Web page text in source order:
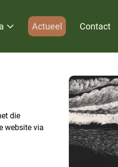
Actueel Contact
die
website via